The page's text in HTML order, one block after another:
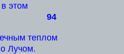
этом
94
теплом
Лучом.